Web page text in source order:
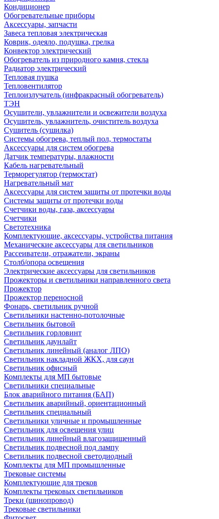
Кондиционер
Обогревательные приборы
Аксессуары, запчасти
Завеса тепловая электрическая
Коврик, одеяло, подушка, грелка
Конвектор электрический
Обогреватель из природного камня, стекла
Радиатор электрический
Тепловая пушка
Тепловентилятор
Теплоизлучатель (инфракрасный обогреватель)
ТЭН
Осушители, увлажнители и освежители воздуха
Осушитель, увлажнитель, очиститель воздуха
Сушитель (сушилка)
Системы обогрева, теплый пол, термостаты
Аксессуары для систем обогрева
Датчик температуры, влажности
Кабель нагревательный
Терморегулятор (термостат)
Нагревательный мат
Аксессуары для систем защиты от протечки воды
Системы защиты от протечки воды
Счетчики воды, газа, аксессуары
Счетчики
Светотехника
Комплектующие, аксессуары, устройства питания
Механические аксессуары для светильников
Рассеиватели, отражатели, экраны
Столб/опора освещения
Электрические аксессуары для светильников
Прожекторы и светильники направленного света
Прожектор
Прожектор переносной
Фонарь, светильник ручной
Светильники настенно-потолочные
Светильник бытовой
Светильник горловинт
Светильник даунлайт
Светильник линейный (аналог ЛПО)
Светильник накладной ЖКХ, для саун
Светильник офисный
Комплекты для МП бытовые
Светильники специальные
Блок аварийного питания (БАП)
Светильник аварийный, ориентационный
Светильник специальный
Светильники уличные и промышленные
Светильник для освещения улиц
Светильник линейный влагозащищенный
Светильник подвесной под лампу
Светильник подвесной светодиодный
Комплекты для МП промышленные
Трековые системы
Комплектующие для треков
Комплекты трековых светильников
Треки (шинопровод)
Трековые светильники